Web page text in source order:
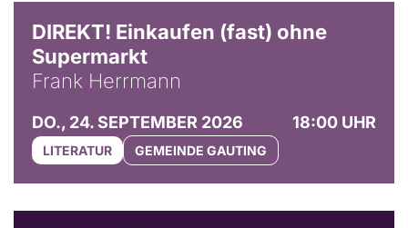
DIREKT! Einkaufen (fast) ohne
Supermarkt
Frank Herrmann
DO., 24. SEPTEMBER 2026 18:00 UHR
LITERATUR GEMEINDE GAUTING